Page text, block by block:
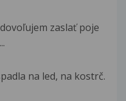
zaslať poje
na led, na kostrč.